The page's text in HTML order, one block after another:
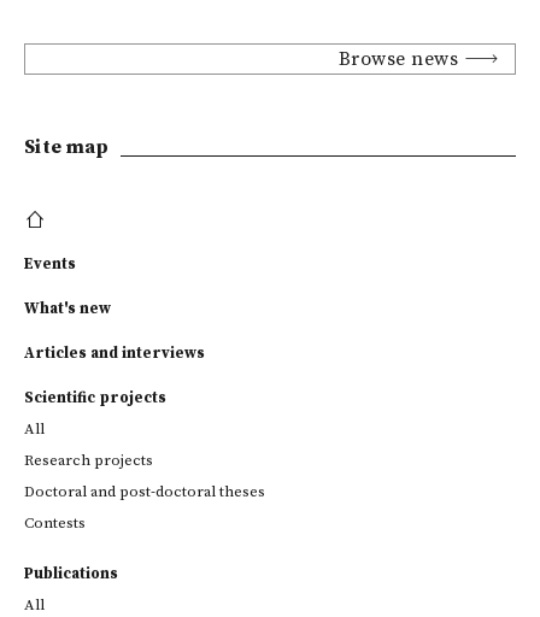
Browse news
Site map
Events
What's new
Articles and interviews
Scientific projects
All
Research projects
Doctoral and post-doctoral theses
Contests
Publications
All